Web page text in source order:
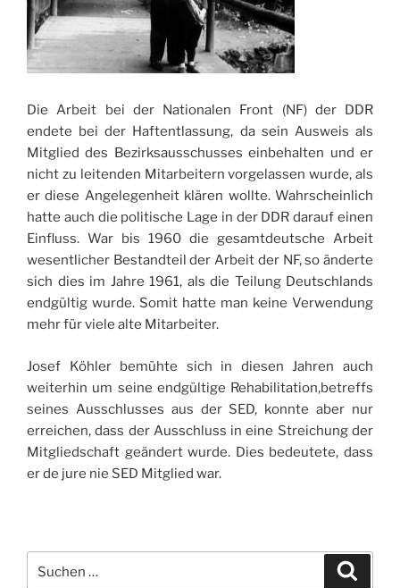
Die Arbeit bei der Nationalen Front (NF) der DDR
endete bei der Haftentlassung, da sein Ausweis als
Mitglied des Bezirksausschusses einbehalten und er
nicht zu leitenden Mitarbeitern vorgelassen wurde, als
er diese Angelegenheit klären wollte. Wahrscheinlich
hatte auch die politische Lage in der DDR darauf einen
Einfluss. War bis 1960 die gesamtdeutsche Arbeit
wesentlicher Bestandteil der Arbeit der NF, so änderte
sich dies im Jahre 1961, als die Teilung Deutschlands
endgültig wurde. Somit hatte man keine Verwendung
mehr für viele alte Mitarbeiter.
Josef Köhler bemühte sich in diesen Jahren auch
weiterhin um seine endgültige Rehabilitation,betreffs
seines Ausschlusses aus der SED, konnte aber nur
erreichen, dass der Ausschluss in eine Streichung der
Mitgliedschaft geändert wurde. Dies bedeutete, dass
er de jure nie SED Mitglied war.
nach: